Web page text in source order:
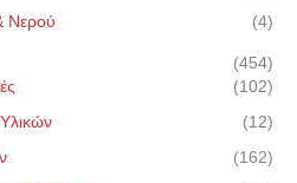
Νερού (4)
(454)
(102)
(12)
(162)